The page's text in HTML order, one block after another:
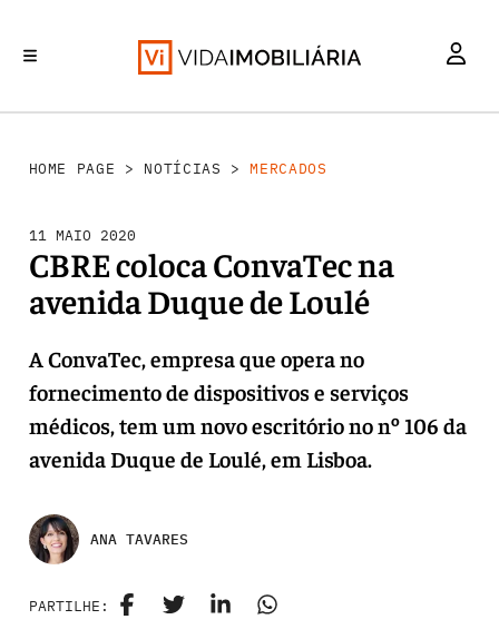
HOME PAGE > NOTÍCIAS >MERCADOS
11 MAIO 2020
CBRE coloca ConvaTec na
avenida Duque de Loulé
A ConvaTec, empresa que opera no
fornecimento de dispositivos e serviços
médicos, tem um novo escritório no nº 106 da
avenida Duque de Loulé, em Lisboa.
ANA TAVARES
PARTILHE: